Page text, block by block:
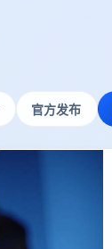
官方发布